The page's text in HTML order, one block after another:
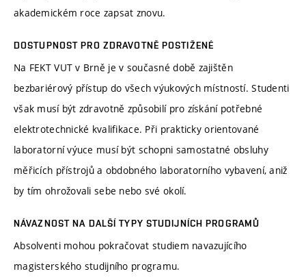
akademickém roce zapsat znovu.
DOSTUPNOST PRO ZDRAVOTNĚ POSTIŽENÉ
Na FEKT VUT v Brně je v současné době zajištěn
bezbariérový přístup do všech výukových místností. Studenti
však musí být zdravotně způsobilí pro získání potřebné
elektrotechnické kvalifikace. Při prakticky orientované
laboratorní výuce musí být schopni samostatné obsluhy
měřicích přístrojů a obdobného laboratorního vybavení, aniž
by tím ohrožovali sebe nebo své okolí.
NÁVAZNOST NA DALŠÍ TYPY STUDIJNÍCH PROGRAMŮ
Absolventi mohou pokračovat studiem navazujícího
magisterského studijního programu.